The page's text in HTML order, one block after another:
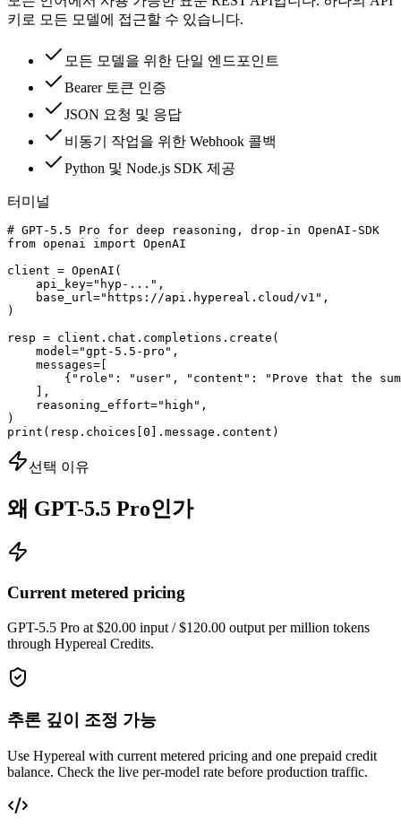
키로 모든 모델에 접근할 수 있습니다.
모든 모델을 위한 단일 엔드포인트
Bearer 토큰 인증
JSON 요청 및 응답
비동기 작업을 위한 Webhook 콜백
Python 및 Node.js SDK 제공
터미널
# GPT-5.5 Pro for deep reasoning, drop-in OpenAI-SDK
from openai import OpenAI
client = OpenAI(
    api_key="hyp-...",
    base_url="https://api.hypereal.cloud/v1",
)
resp = client.chat.completions.create(
    model="gpt-5.5-pro",
    messages=[
{"role": "user", "content": "Prove that the
    ],
    reasoning_effort="high",
)
print(resp.choices[0].message.content)
선택 이유
왜 GPT-5.5 Pro인가
Current metered pricing
GPT-5.5 Pro at $20.00 input / $120.00 output per million tokens
through Hypereal Credits.
추론 깊이 조정 가능
Use Hypereal with current metered pricing and one prepaid credit
balance. Check the live per-model rate before production traffic.